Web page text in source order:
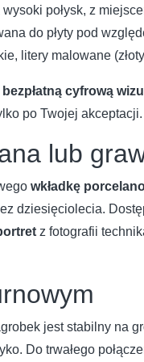
połysk, z
do płyty pod
litery malowane
bezpłatną cyfrową
po Twojej akceptacji.
lub
wkładkę
dziesięciolecia.
z fotografii
jest stabilny na
Do trwałego